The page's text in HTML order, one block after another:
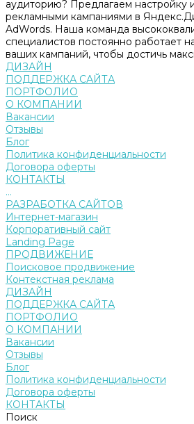
аудиторию? Предлагаем настройку
рекламными кампаниями в
AdWords. Наша команда
специалистов постоянно работает
ваших кампаний, чтобы достичь
ДИЗАЙН
ПОДДЕРЖКА САЙТА
ПОРТФОЛИО
О КОМПАНИИ
Вакансии
Отзывы
Блог
Политика конфиденциальности
Договора оферты
КОНТАКТЫ
...
РАЗРАБОТКА САЙТОВ
Интернет-магазин
Корпоративный сайт
Landing Page
ПРОДВИЖЕНИЕ
Поисковое продвижение
Контекстная реклама
ДИЗАЙН
ПОДДЕРЖКА САЙТА
ПОРТФОЛИО
О КОМПАНИИ
Вакансии
Отзывы
Блог
Политика конфиденциальности
Договора оферты
КОНТАКТЫ
Поиск